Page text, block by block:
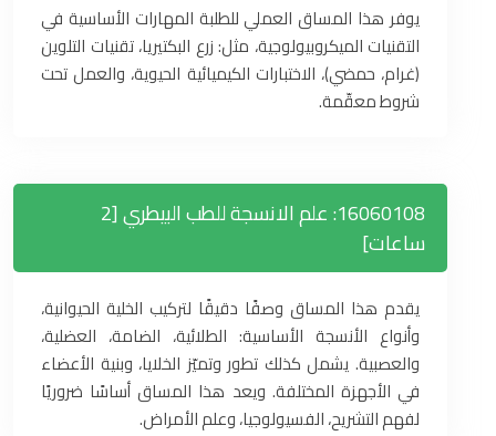
يوفر هذا المساق العملي للطلبة المهارات الأساسية في
التقنيات الميكروبيولوجية، مثل: زرع البكتيريا، تقنيات التلوين
(غرام، حمضي)، الاختبارات الكيميائية الحيوية، والعمل تحت
شروط معقّمة.
16060108: علم الانسجة للطب البيطري [2
ساعات]
يقدم هذا المساق وصفًا دقيقًا لتركيب الخلية الحيوانية،
وأنواع الأنسجة الأساسية: الطلائية، الضامة، العضلية،
والعصبية. يشمل كذلك تطور وتميّز الخلايا، وبنية الأعضاء
في الأجهزة المختلفة. ويعد هذا المساق أساسًا ضروريًا
لفهم التشريح، الفسيولوجيا، وعلم الأمراض.